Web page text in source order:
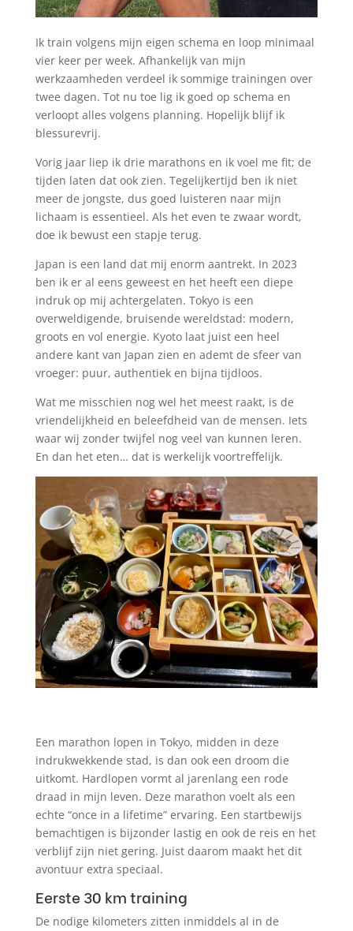
Ik train volgens mijn eigen schema en loop minimaal
vier keer per week. Afhankelijk van mijn
werkzaamheden verdeel ik sommige trainingen over
twee dagen. Tot nu toe lig ik goed op schema en
verloopt alles volgens planning. Hopelijk blijf ik
blessurevrij.
Vorig jaar liep ik drie marathons en ik voel me fit; de
tijden laten dat ook zien. Tegelijkertijd ben ik niet
meer de jongste, dus goed luisteren naar mijn
lichaam is essentieel. Als het even te zwaar wordt,
doe ik bewust een stapje terug.
Japan is een land dat mij enorm aantrekt. In 2023
ben ik er al eens geweest en het heeft een diepe
indruk op mij achtergelaten. Tokyo is een
overweldigende, bruisende wereldstad: modern,
groots en vol energie. Kyoto laat juist een heel
andere kant van Japan zien en ademt de sfeer van
vroeger: puur, authentiek en bijna tijdloos.
Wat me misschien nog wel het meest raakt, is de
vriendelijkheid en beleefdheid van de mensen. Iets
waar wij zonder twijfel nog veel van kunnen leren.
En dan het eten… dat is werkelijk voortreffelijk.
Een marathon lopen in Tokyo, midden in deze
indrukwekkende stad, is dan ook een droom die
uitkomt. Hardlopen vormt al jarenlang een rode
draad in mijn leven. Deze marathon voelt als een
echte “once in a lifetime” ervaring. Een startbewijs
bemachtigen is bijzonder lastig en ook de reis en het
verblijf zijn niet gering. Juist daarom maakt het dit
avontuur extra speciaal.
Eerste 30 km training
De nodige kilometers zitten inmiddels al in de